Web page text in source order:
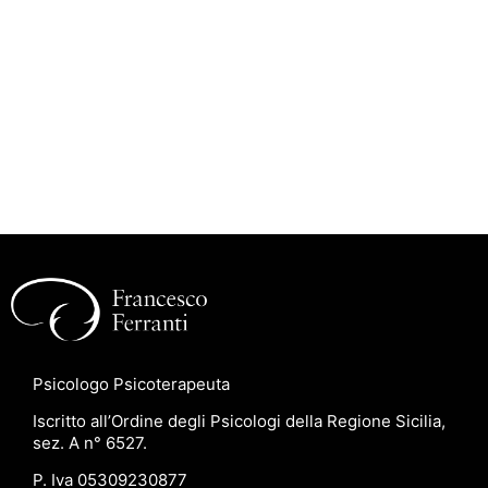
Psicologo Psicoterapeuta
Iscritto all’Ordine degli Psicologi della Regione Sicilia,
sez. A n° 6527.
P. Iva 05309230877